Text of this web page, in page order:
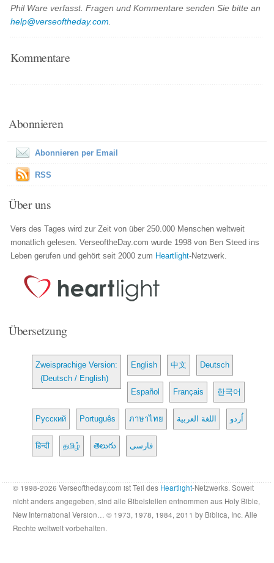
Phil Ware verfasst. Fragen und Kommentare senden Sie bitte an
help@verseoftheday.com
Kommentare
Abonnieren
Abonnieren per Email
RSS
Über uns
Vers des Tages wird zur Zeit von über 250.000 Menschen weltweit
monatlich gelesen. VerseoftheDay.com wurde 1998 von Ben Steed ins
Leben gerufen und gehört seit 2000 zum Heartlight-Netzwerk.
Übersetzung
Zweisprachige Version:
(Deutsch / English)
English 中文 Deutsch
Español Français 한국어
Русский Português ภาษาไทย اللغة العربية اُردو
हिन्दी தமிழ் తెలుగు فارسی
© 1998-2026 Verseoftheday.com ist Teil des Heartlight-Netzwerks. Soweit
nicht anders angegeben, sind alle Bibelstellen entnommen aus Holy Bible,
New International Version… © 1973, 1978, 1984, 2011 by Biblica, Inc. Alle
Rechte weltweit vorbehalten.